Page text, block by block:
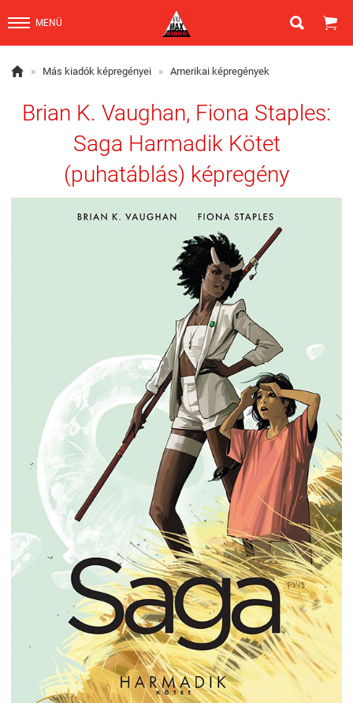
MENÜ  
 » Más kiadók képregényei » Amerikai képregények
Brian K. Vaughan, Fiona Staples:
Saga Harmadik Kötet
(puhatáblás) képregény